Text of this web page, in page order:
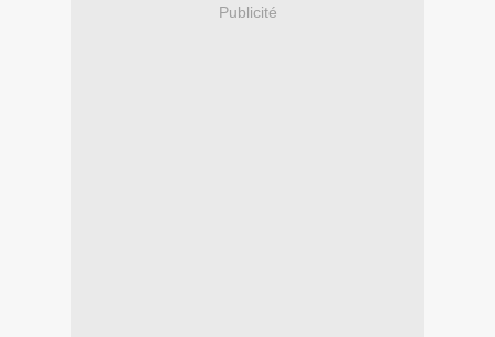
Publicité